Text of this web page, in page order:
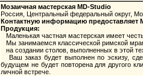
Мозаичная мастерская MD-Studio
Россия, Центральный федеральный округ,
Контактную информацию предоставляет
Продукция:
Маленькая частная мастерская имеет
Мы занимаемся классической римской
на создании столов, выполненных в этой
Ваш заказ будет выполнен по эскизу,
будущем не будет повторена для другого
личной встрече.